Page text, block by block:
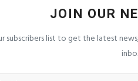
JOIN OUR
subscribers list to get the latest
રહેશો : કપીલ દેવ
saurashtrabhoomi Dec 2, 2025
દક્ષિણ આફ્રિકા સામેની ટેસ્ટ
પૂર્વ કેપ્ટન કપિલ...